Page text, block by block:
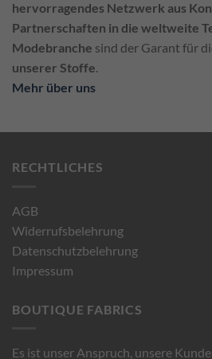
hervorragendes Netzwerk aus
Partnerschaften in die weltweite
Modebranche sind der Garant für
unserer Stoffe
Mehr über uns
RECHTLICHES
AGB
Widerrufsbelehrung
Datenschutzbelehrung
Impressum
BOUTIQUE FABRICS
Es ist unser Anspruch, unsere